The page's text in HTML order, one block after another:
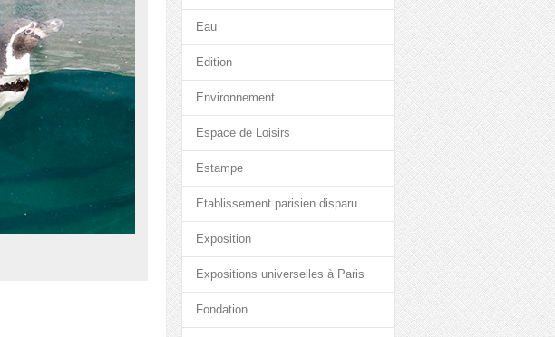
Eau
Edition
Environnement
Espace de Loisirs
Estampe
Etablissement parisien disparu
Exposition
Expositions universelles à Paris
Fondation